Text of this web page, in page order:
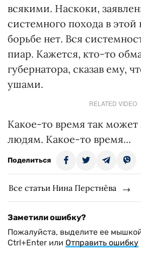
всякими. Наскоки,
системного похода в этой
борьбе нет. Вся
пиар. Кажется, кто-то
губернатора, сказав ему,
ушами.
RELATED VIDEO
Какое-то время так может
людям. Какое-то время...
Поделиться
Все статьи Нина Перстнёва
Заметили ошибку?
Пожалуйста, выделите ее
Ctrl+Enter или Отправить ошибку